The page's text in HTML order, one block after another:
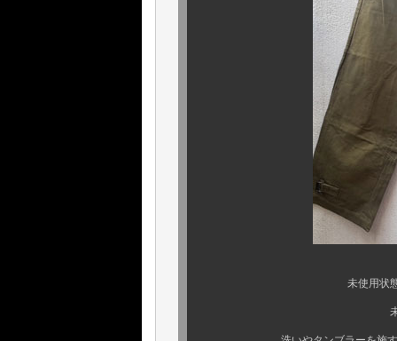
未使用状態、未洗いの
未だ表情は少な